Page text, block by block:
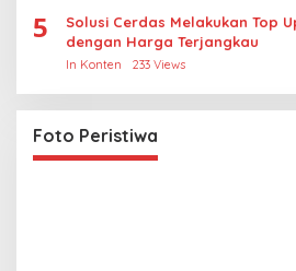
5
Solusi Cerdas Melakukan Top
dengan Harga Terjangkau
In Konten 233 Views
Foto Peristiwa